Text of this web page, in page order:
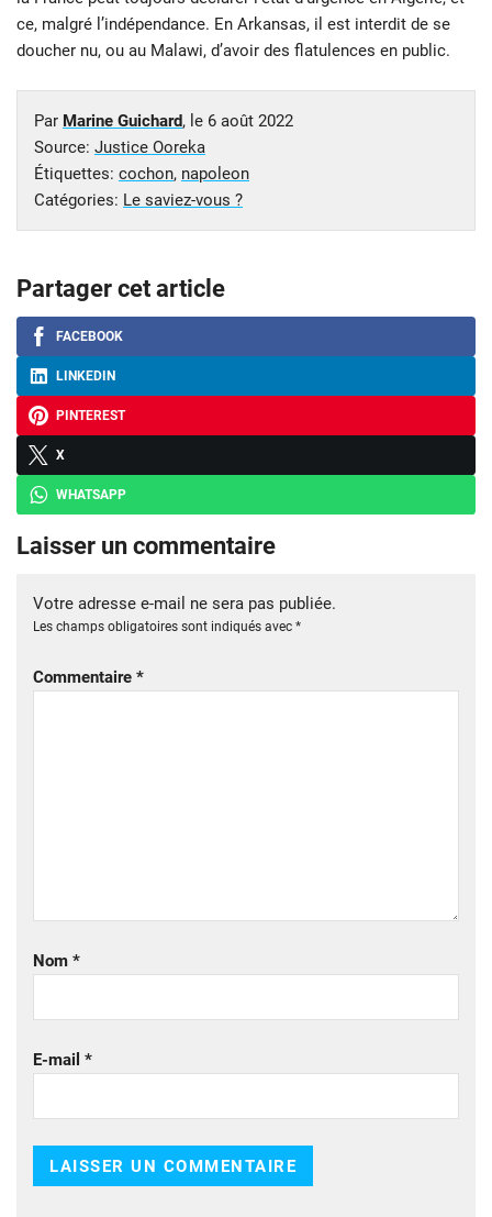
ce, malgré l’indépendance. En Arkansas, il est interdit de se
doucher nu, ou au Malawi, d’avoir des flatulences en public.
Par Marine Guichard, le 6 août 2022
Source: Justice Ooreka
Étiquettes: cochon, napoleon
Catégories: Le saviez-vous ?
Partager cet article
FACEBOOK
LINKEDIN
PINTEREST
X
WHATSAPP
Laisser un commentaire
Votre adresse e-mail ne sera pas publiée.
Les champs obligatoires sont indiqués avec *
Commentaire *
Nom *
E-mail *